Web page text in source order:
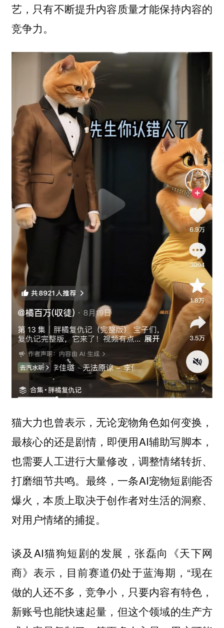
艺，只有不断提升内容质量才能保持内容的
竞争力。
猫大力也曾表示，无论宠物角色如何变换，
最核心的还是剧情，即便用AI辅助写脚本，
也需要人工进行大量修改，调整情绪转折、
打磨细节共鸣。最终，一条AI宠物短剧能否
爆火，本质上取决于创作者对生活的洞察、
对用户情绪的捕捉。
谈及AI猫狗短剧的发展，张磊向《天下网
商》表示，目前赛道仍处于蓝海期，“现在
做的人还不多，竞争小，只要内容有特色，
新账号也能快速起量，但这个领域的生产方